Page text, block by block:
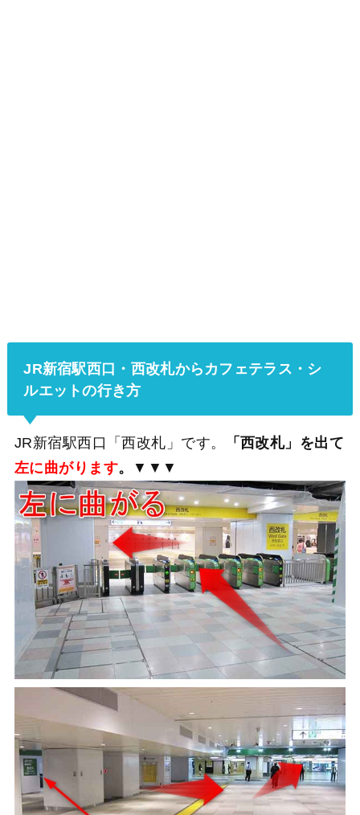
JR新宿駅西口・西改札からカフェテラス・シ
ルエットの行き方
JR新宿駅西口「西改札」です。
「西改札」を出て
左に曲がります。 ▼▼▼